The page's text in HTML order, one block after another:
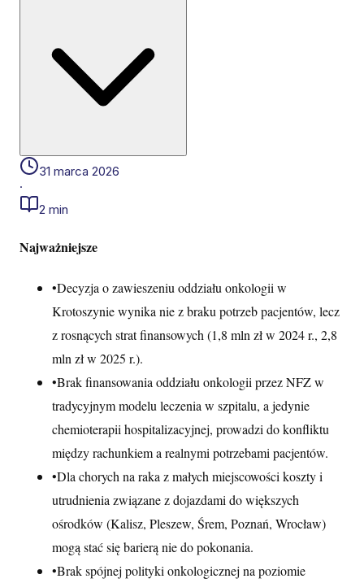
31 marca 2026
·
2 min
Najważniejsze
•Decyzja o zawieszeniu oddziału onkologii w
Krotoszynie wynika nie z braku potrzeb pacjentów, lecz
z rosnących strat finansowych (1,8 mln zł w 2024 r., 2,8
mln zł w 2025 r.).
•Brak finansowania oddziału onkologii przez NFZ w
tradycyjnym modelu leczenia w szpitalu, a jedynie
chemioterapii hospitalizacyjnej, prowadzi do konfliktu
między rachunkiem a realnymi potrzebami pacjentów.
•Dla chorych na raka z małych miejscowości koszty i
utrudnienia związane z dojazdami do większych
ośrodków (Kalisz, Pleszew, Śrem, Poznań, Wrocław)
mogą stać się barierą nie do pokonania.
•Brak spójnej polityki onkologicznej na poziomie